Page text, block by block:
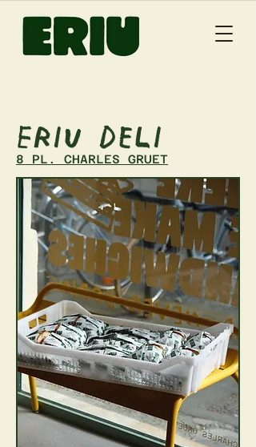
Eriu Deli
8 PL. CHARLES GRUET